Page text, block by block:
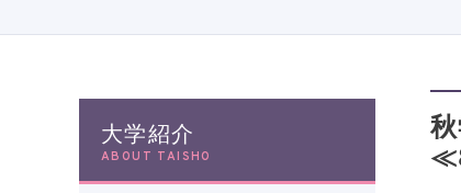
大学紹介
ABOUT TAISHO